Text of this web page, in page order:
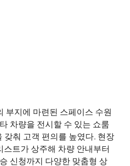
부지에 마련된 스페이스 수원
차량을 전시할 수 있는 쇼룸
갖춰 고객 편의를 높였다. 현장
스트가 상주해 차량 안내부터
신청까지 다양한 맞춤형 상